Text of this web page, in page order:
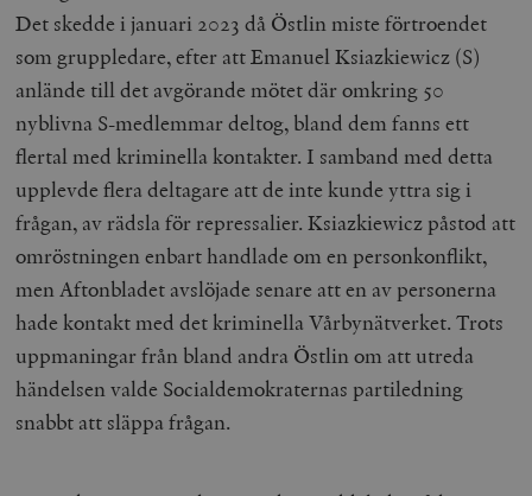
Det skedde i januari 2023 då Östlin miste förtroendet
som gruppledare, efter att Emanuel Ksiazkiewicz (S)
anlände till det avgörande mötet där omkring 50
nyblivna S-medlemmar deltog, bland dem fanns ett
flertal med kriminella kontakter. I samband med detta
upplevde flera deltagare att de inte kunde yttra sig i
frågan, av rädsla för repressalier. Ksiazkiewicz påstod att
omröstningen enbart handlade om en personkonflikt,
men Aftonbladet avslöjade senare att en av personerna
hade kontakt med det kriminella Vårbynätverket. Trots
uppmaningar från bland andra Östlin om att utreda
händelsen valde Socialdemokraternas partiledning
snabbt att släppa frågan.